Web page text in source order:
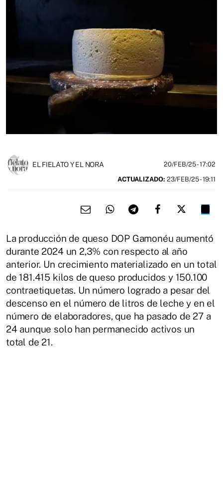
EL FIELATO Y EL NORA 20/FEB/25- 17:02
ACTUALIZADO: 23/FEB/25 - 19:11
La producción de queso DOP Gamonéu aumentó
durante 2024 un 2,3% con respecto al año
anterior. Un crecimiento materializado en un total
de 181.415 kilos de queso producidos y 150.100
contraetiquetas. Un número logrado a pesar del
descenso en el número de litros de leche y en el
número de elaboradores, que ha pasado de 27 a
24 aunque solo han permanecido activos un
total de 21.